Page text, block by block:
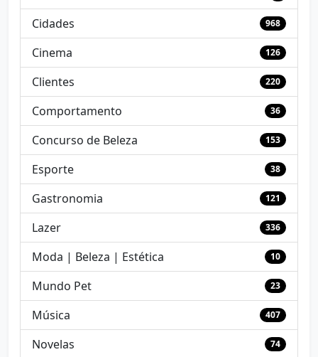
Cidades 968
Cinema 126
Clientes 220
Comportamento 36
Concurso de Beleza 153
Esporte 38
Gastronomia 121
Lazer 336
Moda | Beleza | Estética 10
Mundo Pet 23
Música 407
Novelas 74